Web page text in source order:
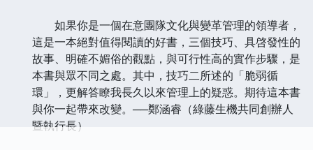
如果你是一個在意團隊文化與變革管理的領導者，
這是一本絕對值得閱讀的好書，三個技巧、具啓發性的
故事、明確不媚俗的觀點，與可行性高的實作步驟，是
本書與眾不同之處。其中，技巧二所述的「脆弱循
環」，更解答瞭我長久以來管理上的疑惑。期待這本書
與你一起帶來改變。──鄭涵睿（綠藤生機共同創辦人
暨執行長）